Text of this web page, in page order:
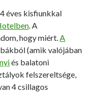
éves kisfiunkkal
. A
hogy miért.A
(amik valójában
és balatoni
felszereltsége,
4 csillagos